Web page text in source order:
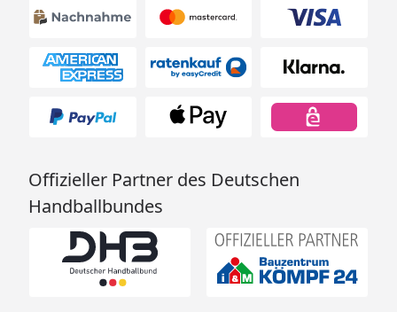
Offizieller Partner des Deutschen
Handballbundes